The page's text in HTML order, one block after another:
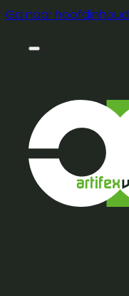
Ga naar hoofdinhoud